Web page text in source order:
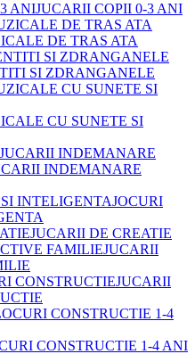
JUCARII COPII 0-3 ANI
DE TRAS ATA
SI ZDRANGANELE
CU SUNETE SI
INDEMANARE
JOCURI
JUCARII DE CREATIE
JUCARII
JUCARII
CONSTRUCTIE 1-4 ANI